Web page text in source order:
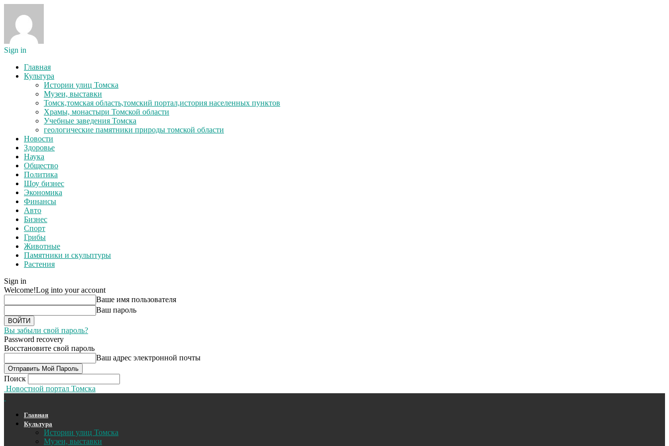
Sign in
Главная
Культура
Истории улиц Томска
Музеи, выставки
Томск,томская область,томский портал,история населенных пунктов
Храмы, монастыри Томской области
Учебные заведения Томска
геологические памятники природы томской области
Новости
Здоровье
Наука
Общество
Политика
Шоу бизнес
Экономика
Финансы
Авто
Бизнес
Спорт
Грибы
Животные
Памятники и скульптуры
Растения
Sign in
Welcome!Log into your account
Ваше имя пользователя
Ваш пароль
Вы забыли свой пароль?
Password recovery
Восстановите свой пароль
Ваш адрес электронной почты
Поиск
Новостной портал Томска
Главная
Культура
Истории улиц Томска
Музеи, выставки